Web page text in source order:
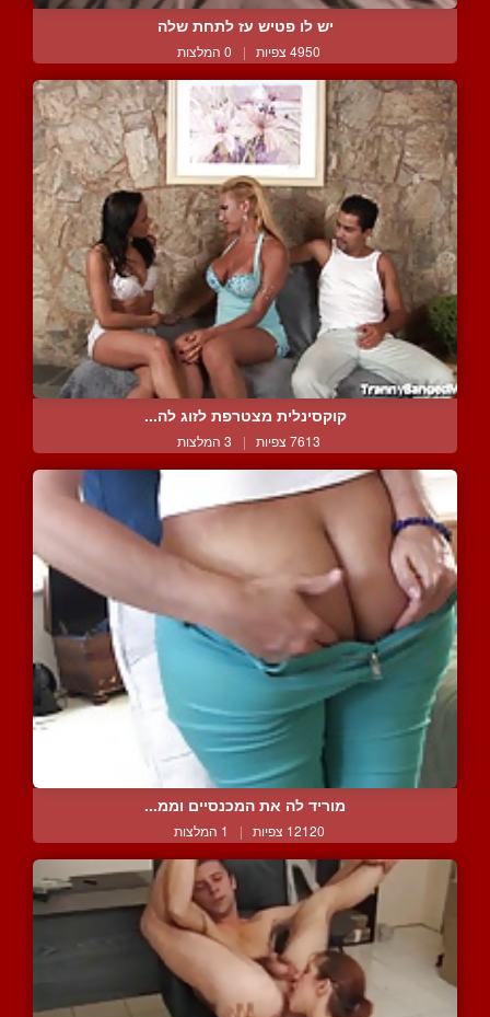
יש לו פטיש עז לתחת שלה
4950 צפיות | 0 המלצות
קוקסינלית מצטרפת לזוג לה...
7613 צפיות | 3 המלצות
מוריד לה את המכנסיים וממ...
12120 צפיות | 1 המלצות